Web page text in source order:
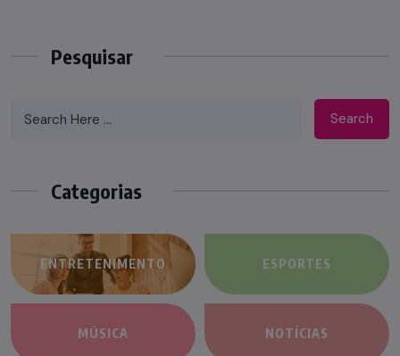
Pesquisar
Search
Categorias
ENTRETENIMENTO ESPORTES
MÚSICA NOTÍCIAS